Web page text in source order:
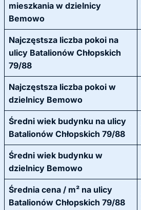
mieszkania w dzielnicy
Bemowo
Najczęstsza liczba pokoi na
ulicy Batalionów Chłopskich
79/88
Najczęstsza liczba pokoi w
dzielnicy Bemowo
Średni wiek budynku na ulicy
Batalionów Chłopskich 79/88
Średni wiek budynku w
dzielnicy Bemowo
Średnia cena / m² na ulicy
Batalionów Chłopskich 79/88